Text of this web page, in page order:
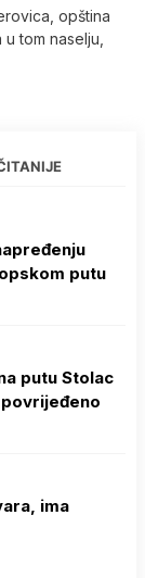
opština
tom naselju,
putu
putu Stolac
ima